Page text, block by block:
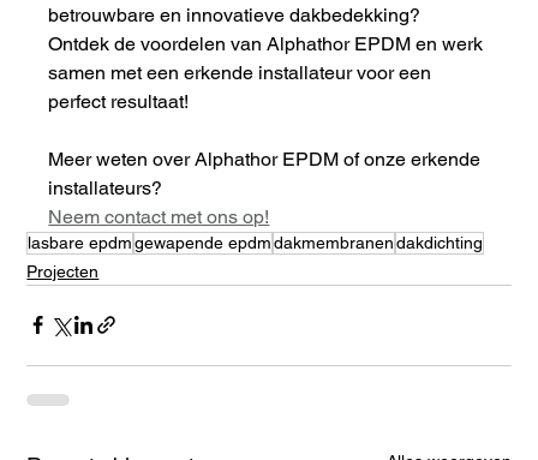
betrouwbare en innovatieve dakbedekking?
Ontdek de voordelen van Alphathor EPDM en werk
samen met een erkende installateur voor een
perfect resultaat!
Meer weten over Alphathor EPDM of onze erkende
installateurs?
Neem contact met ons op!
lasbare epdm gewapende epdm dakmembranen dakdichting
Projecten